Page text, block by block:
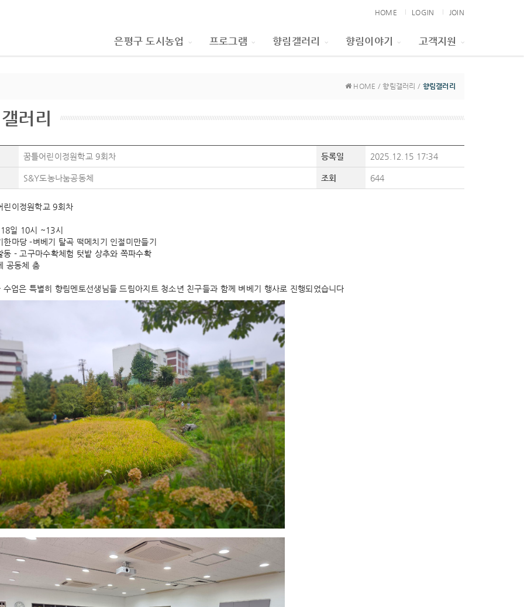
HOME LOGIN JOIN
은평구 도시농업 프로그램 향림갤러리 향림이야기 고객지원
HOME / 향림갤러리 / 향림갤러리
러리
꿈틀어린이정원학교 9회차 등록일 2025.12.15 17:34
S&Y도농나눔공동체 조회 644
린이정원학교 9회차
일 10시 ~13시
한마당 -벼베기 탈곡 떡메치기 인절미만들기
동 - 고구마수확체험 텃밭 상추와 쪽파수확
공동체 춤
수업은 특별히 향림멘토선생님들 드림아지트 청소년 친구들과 함께 벼베기 행사로 진행되었습니다